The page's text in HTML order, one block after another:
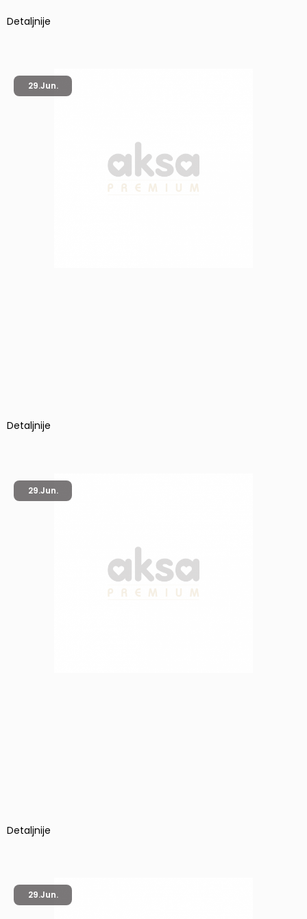
Detaljnije
29.Jun.
Detaljnije
29.Jun.
Detaljnije
29.Jun.